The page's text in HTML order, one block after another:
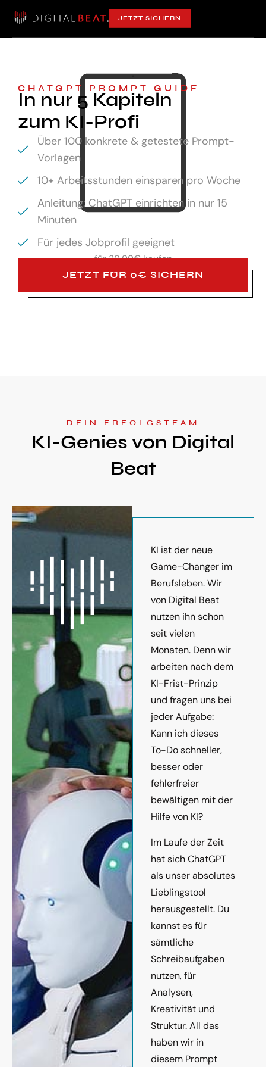
JETZT SICHERN
CHATGPT PROMPT GUIDE
In nur 5 Kapiteln
zum KI-Profi
Über 100 konkrete & getestete Prompt-
Vorlagen
10+ Arbeitsstunden einsparen pro Woche
Anleitung: ChatGPT einrichten in nur 15
Minuten
Für jedes Jobprofil geeignet
für29,99€ kaufen
JETZT FÜR 0€ SICHERN
DEIN ERFOLGSTEAM
KI-Genies von Digital
Beat
KI ist der neue
Game-Changer im
Berufsleben. Wir
von Digital Beat
nutzen ihn schon
seit vielen
Monaten. Denn wir
arbeiten nach dem
KI-Frist-Prinzip
und fragen uns bei
jeder Aufgabe:
Kann ich dieses
To-Do schneller,
besser oder
fehlerfreier
bewältigen mit der
Hilfe von KI?
Im Laufe der Zeit
hat sich ChatGPT
als unser absolutes
Lieblingstool
herausgestellt. Du
kannst es für
sämtliche
Schreibaufgaben
nutzen, für
Analysen,
Kreativität und
Struktur. All das
haben wir in
diesem Prompt